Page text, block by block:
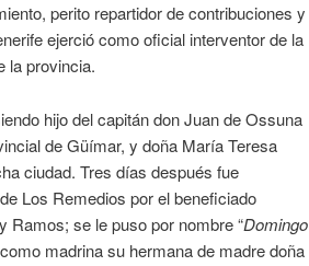
perito repartidor de contribuciones y
ejerció como oficial interventor de la
la provincia.
hijo del capitán don Juan de Ossuna
de Güímar, y doña María Teresa
ciudad. Tres días después fue
Los Remedios por el beneficiado
Ramos; se le puso por nombre “Domingo
madrina su hermana de madre doña